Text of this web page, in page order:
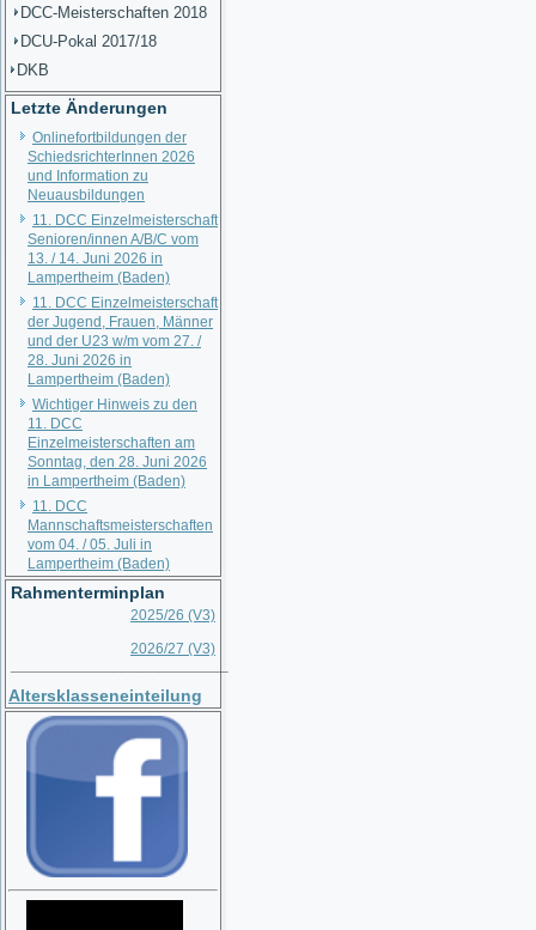
DCC-Meisterschaften 2018
DCU-Pokal 2017/18
DKB
Letzte Änderungen
Onlinefortbildungen der
SchiedsrichterInnen 2026
und Information zu
Neuausbildungen
11. DCC Einzelmeisterschaft
Senioren/innen A/B/C vom
13. / 14. Juni 2026 in
Lampertheim (Baden)
11. DCC Einzelmeisterschaft
der Jugend, Frauen, Männer
und der U23 w/m vom 27. /
28. Juni 2026 in
Lampertheim (Baden)
Wichtiger Hinweis zu den
11. DCC
Einzelmeisterschaften am
Sonntag, den 28. Juni 2026
in Lampertheim (Baden)
11. DCC
Mannschaftsmeisterschaften
vom 04. / 05. Juli in
Lampertheim (Baden)
Rahmenterminplan
2025/26 (V3)
2026/27 (V3)
Altersklasseneinteilung